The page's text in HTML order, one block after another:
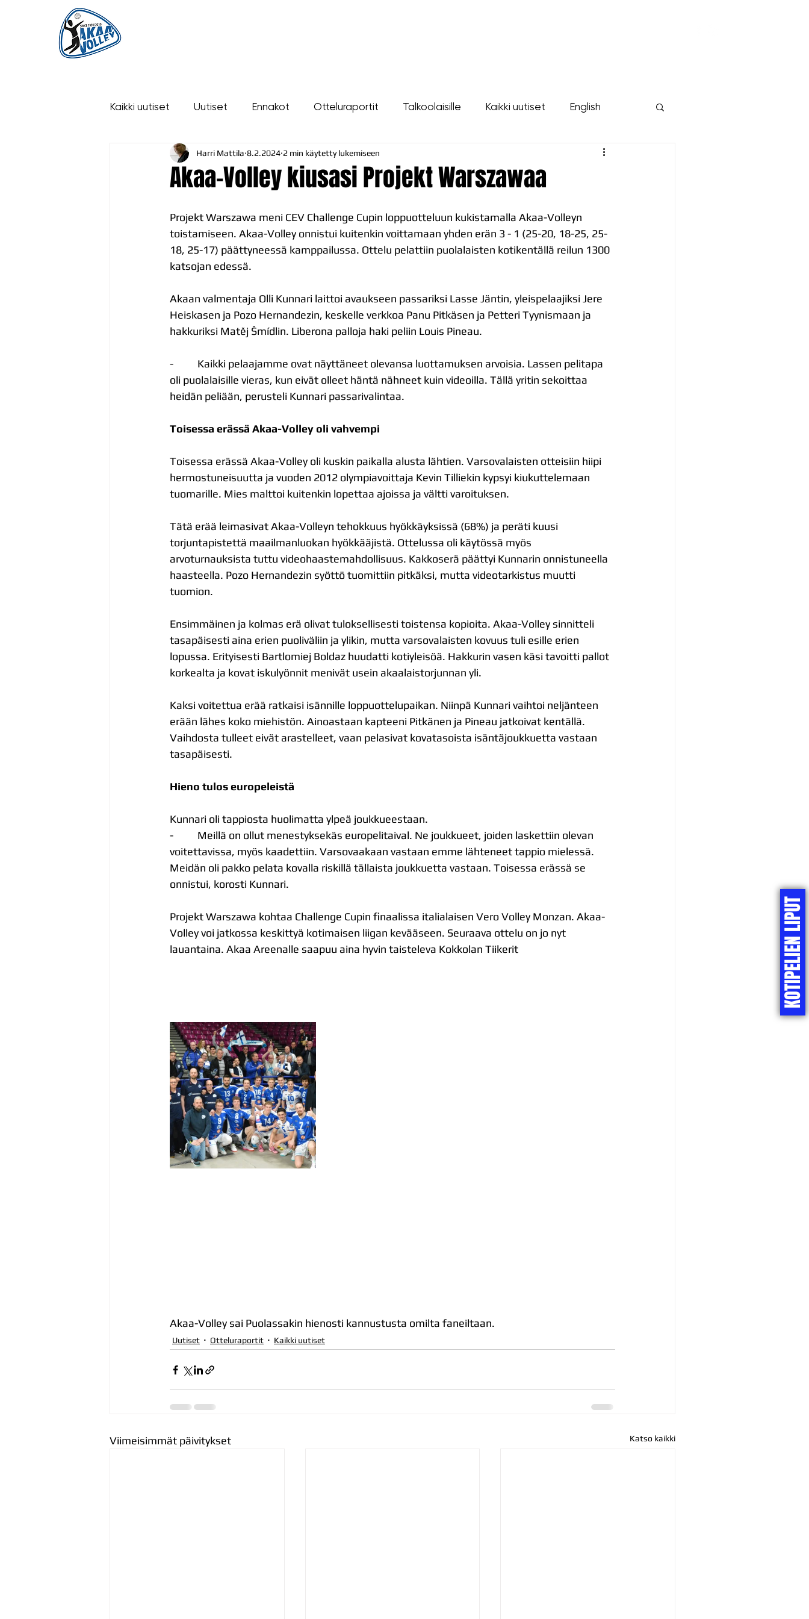
KOTIPELIEN LIPUT
Kaikki uutiset Uutiset Ennakot Otteluraportit Talkoolaisille Kaikki uutiset English
Akaa-Volley kiusasi Projekt Warszawaa
Harri Mattila 8.2.2024 2 min käytetty lukemiseen
Projekt Warszawa meni CEV Challenge Cupin loppuotteluun kukistamalla Akaa-Volleyn
toistamiseen. Akaa-Volley onnistui kuitenkin voittamaan yhden erän 3 - 1 (25-20, 18-25, 25-
18, 25-17) päättyneessä kamppailussa. Ottelu pelattiin puolalaisten kotikentällä reilun 1300
katsojan edessä.
Akaan valmentaja Olli Kunnari laittoi avaukseen passariksi Lasse Jäntin, yleispelaajiksi Jere
Heiskasen ja Pozo Hernandezin, keskelle verkkoa Panu Pitkäsen ja Petteri Tyynismaan ja
hakkuriksi Matěj Šmídlin. Liberona palloja haki peliin Louis Pineau.
-          Kaikki pelaajamme ovat näyttäneet olevansa luottamuksen arvoisia. Lassen pelitapa
oli puolalaisille vieras, kun eivät olleet häntä nähneet kuin videoilla. Tällä yritin sekoittaa
heidän peliään, perusteli Kunnari passarivalintaa.
Toisessa erässä Akaa-Volley oli vahvempi
Toisessa erässä Akaa-Volley oli kuskin paikalla alusta lähtien. Varsovalaisten otteisiin hiipi
hermostuneisuutta ja vuoden 2012 olympiavoittaja Kevin Tilliekin kypsyi kiukuttelemaan
tuomarille. Mies malttoi kuitenkin lopettaa ajoissa ja vältti varoituksen.
Tätä erää leimasivat Akaa-Volleyn tehokkuus hyökkäyksissä (68%) ja peräti kuusi
torjuntapistettä maailmanluokan hyökkääjistä. Ottelussa oli käytössä myös
arvoturnauksista tuttu videohaastemahdollisuus. Kakkoserä päättyi Kunnarin onnistuneella
haasteella. Pozo Hernandezin syöttö tuomittiin pitkäksi, mutta videotarkistus muutti
tuomion.
Ensimmäinen ja kolmas erä olivat tuloksellisesti toistensa kopioita. Akaa-Volley sinnitteli
tasapäisesti aina erien puoliväliin ja ylikin, mutta varsovalaisten kovuus tuli esille erien
lopussa. Erityisesti Bartlomiej Boldaz huudatti kotiyleisöä. Hakkurin vasen käsi tavoitti pallot
korkealta ja kovat iskulyönnit menivät usein akaalaistorjunnan yli.
Kaksi voitettua erää ratkaisi isännille loppuottelupaikan. Niinpä Kunnari vaihtoi neljänteen
erään lähes koko miehistön. Ainoastaan kapteeni Pitkänen ja Pineau jatkoivat kentällä.
Vaihdosta tulleet eivät arastelleet, vaan pelasivat kovatasoista isäntäjoukkuetta vastaan
tasapäisesti.
Hieno tulos europeleistä
Kunnari oli tappiosta huolimatta ylpeä joukkueestaan.
-          Meillä on ollut menestyksekäs europelitaival. Ne joukkueet, joiden laskettiin olevan
voitettavissa, myös kaadettiin. Varsovaakaan vastaan emme lähteneet tappio mielessä.
Meidän oli pakko pelata kovalla riskillä tällaista joukkuetta vastaan. Toisessa erässä se
onnistui, korosti Kunnari.
Projekt Warszawa kohtaa Challenge Cupin finaalissa italialaisen Vero Volley Monzan. Akaa-
Volley voi jatkossa keskittyä kotimaisen liigan kevääseen. Seuraava ottelu on jo nyt
lauantaina. Akaa Areenalle saapuu aina hyvin taisteleva Kokkolan Tiikerit
Akaa-Volley sai Puolassakin hienosti kannustusta omilta faneiltaan.
Uutiset Otteluraportit Kaikki uutiset
Viimeisimmät päivitykset Katso kaikki